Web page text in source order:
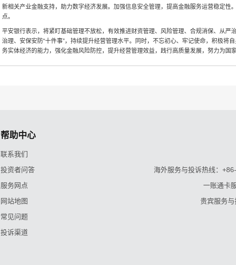
新相关产业金融支持，助力数字经济发展。加强信息安全管理，提高金融服务运营稳定
点。
平安银行表示，将紧盯基础管理不放松，有效推进财资管理、风险管理、合规消保、从严
治理、安保安防“十件事”，持续提升经营管理水平。同时，不忘初心、牢记使命，积极将
务实体经济的能力，强化金融风险防控，提升经营管理效益，践行高质量发展，努力为国
帮助中心
联系我们
投资者问答
服务网点
网站地图
常见问题
投诉渠道
海外服务与投诉热线：
一账通卡
贵宾服务